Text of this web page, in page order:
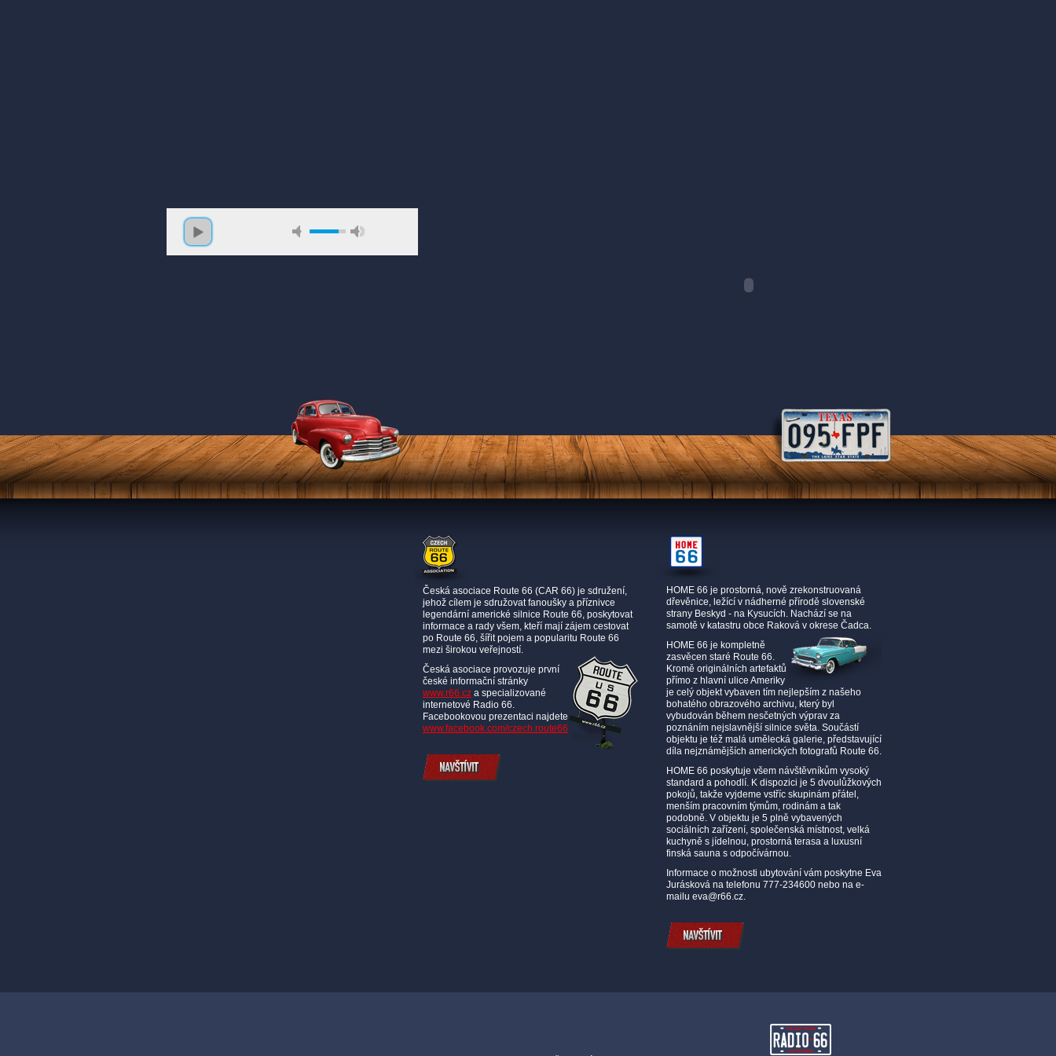
Česká asociace Route 66 (CAR 66) je sdružení,
jehož cílem je sdružovat fanoušky a příznivce
legendární americké silnice Route 66, poskytovat
informace a rady všem, kteří mají zájem cestovat
po Route 66, šířit pojem a popularitu Route 66
mezi širokou veřejností.
Česká asociace provozuje první
české informační stránky
www.r66.cz a specializované
internetové Radio 66.
Facebookovou prezentaci najdete
www.facebook.com/czech.route66
HOME 66 je prostorná, nově zrekonstruovaná
dřevěnice, ležící v nádherné přírodě slovenské
strany Beskyd - na Kysucích. Nachází se na
samotě v katastru obce Raková v okrese Čadca.
HOME 66 je kompletně
zasvěcen staré Route 66.
Kromě originálních artefaktů
přímo z hlavní ulice Ameriky
je celý objekt vybaven tím nejlepším z našeho
bohatého obrazového archivu, který byl
vybudován během nesčetných výprav za
poznáním nejslavnější silnice světa. Součástí
objektu je též malá umělecká galerie, představující
díla nejznámějších amerických fotografů Route 66.
HOME 66 poskytuje všem návštěvníkům vysoký
standard a pohodlí. K dispozici je 5 dvoulůžkových
pokojů, takže vyjdeme vstříc skupinám přátel,
menším pracovním týmům, rodinám a tak
podobně. V objektu je 5 plně vybavených
sociálních zařízení, společenská místnost, velká
kuchyně s jídelnou, prostorná terasa a luxusní
finská sauna s odpočívárnou.
Informace o možnosti ubytování vám poskytne Eva
Jurásková na telefonu 777-234600 nebo na e-
mailu eva@r66.cz.